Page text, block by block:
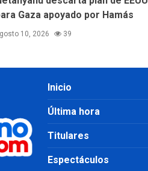
Gaza apoyado por Hamás
10, 2026 39
Inicio
Última hora
Titulares
Espectáculos